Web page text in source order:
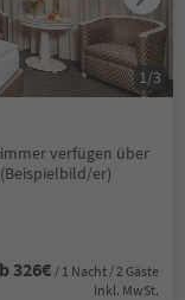
verfügen über
er)
326€ / 1 Nacht / 2 Gäste
Inkl. MwSt.
1 /3